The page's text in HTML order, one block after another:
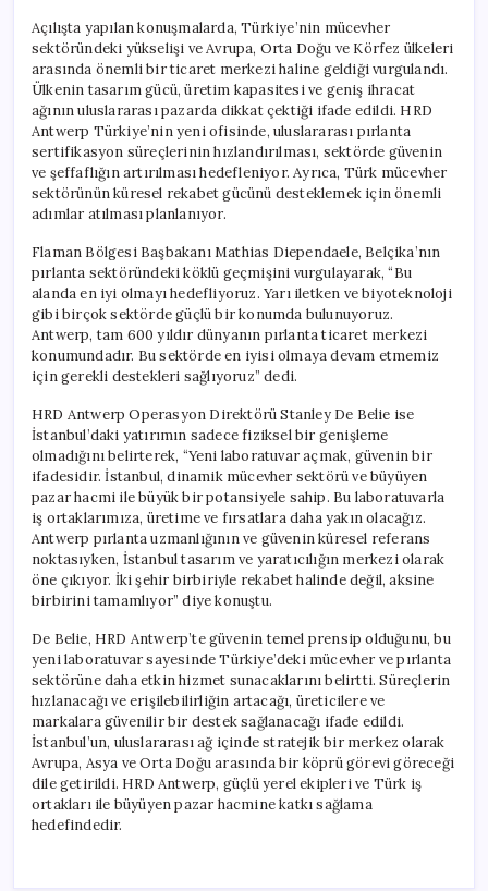
Açılışta yapılan konuşmalarda, Türkiye’nin mücevher
sektöründeki yükselişi ve Avrupa, Orta Doğu ve Körfez ülkeleri
arasında önemli bir ticaret merkezi haline geldiği vurgulandı.
Ülkenin tasarım gücü, üretim kapasitesi ve geniş ihracat
ağının uluslararası pazarda dikkat çektiği ifade edildi. HRD
Antwerp Türkiye’nin yeni ofisinde, uluslararası pırlanta
sertifikasyon süreçlerinin hızlandırılması, sektörde güvenin
ve şeffaflığın artırılması hedefleniyor. Ayrıca, Türk mücevher
sektörünün küresel rekabet gücünü desteklemek için önemli
adımlar atılması planlanıyor.
Flaman Bölgesi Başbakanı Mathias Diependaele, Belçika’nın
pırlanta sektöründeki köklü geçmişini vurgulayarak, “Bu
alanda en iyi olmayı hedefliyoruz. Yarı iletken ve biyoteknoloji
gibi birçok sektörde güçlü bir konumda bulunuyoruz.
Antwerp, tam 600 yıldır dünyanın pırlanta ticaret merkezi
konumundadır. Bu sektörde en iyisi olmaya devam etmemiz
için gerekli destekleri sağlıyoruz” dedi.
HRD Antwerp Operasyon Direktörü Stanley De Belie ise
İstanbul’daki yatırımın sadece fiziksel bir genişleme
olmadığını belirterek, “Yeni laboratuvar açmak, güvenin bir
ifadesidir. İstanbul, dinamik mücevher sektörü ve büyüyen
pazar hacmi ile büyük bir potansiyele sahip. Bu laboratuvarla
iş ortaklarımıza, üretime ve fırsatlara daha yakın olacağız.
Antwerp pırlanta uzmanlığının ve güvenin küresel referans
noktasıyken, İstanbul tasarım ve yaratıcılığın merkezi olarak
öne çıkıyor. İki şehir birbiriyle rekabet halinde değil, aksine
birbirini tamamlıyor” diye konuştu.
De Belie, HRD Antwerp’te güvenin temel prensip olduğunu, bu
yeni laboratuvar sayesinde Türkiye’deki mücevher ve pırlanta
sektörüne daha etkin hizmet sunacaklarını belirtti. Süreçlerin
hızlanacağı ve erişilebilirliğin artacağı, üreticilere ve
markalara güvenilir bir destek sağlanacağı ifade edildi.
İstanbul’un, uluslararası ağ içinde stratejik bir merkez olarak
Avrupa, Asya ve Orta Doğu arasında bir köprü görevi göreceği
dile getirildi. HRD Antwerp, güçlü yerel ekipleri ve Türk iş
ortakları ile büyüyen pazar hacmine katkı sağlama
hedefindedir.